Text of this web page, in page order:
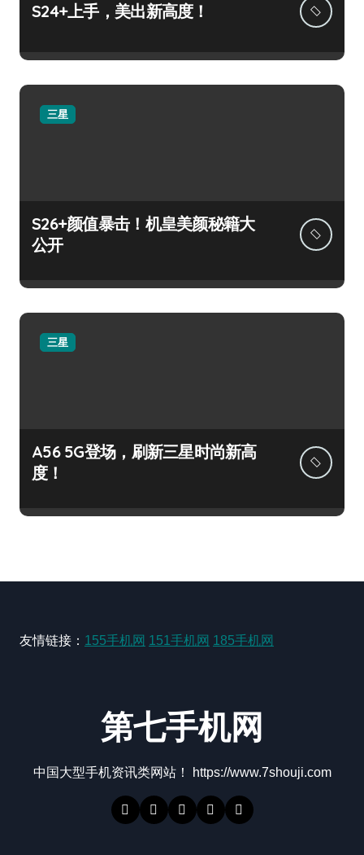
S24+上手，美出新高度！
三星
S26+颜值暴击！机皇美颜秘籍大
公开
三星
A56 5G登场，刷新三星时尚新高
度！
友情链接： 155手机网 151手机网 185手机网
第七手机网
中国大型手机资讯类网站！ https://www.7shouji.com